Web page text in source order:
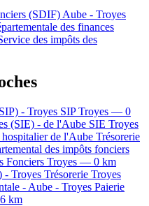
(SDIF) Aube - Troyes
des finances
des impôts des
- Troyes SIP Troyes — 0
(SIE) - de l'Aube SIE Troyes
hospitalier de l'Aube Trésorerie
des impôts fonciers
Fonciers Troyes — 0 km
- Troyes Trésorerie Troyes
- Aube - Troyes Paierie
km